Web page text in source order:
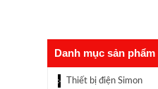
Danh mục sản phẩm
Thiết bị điện Simon